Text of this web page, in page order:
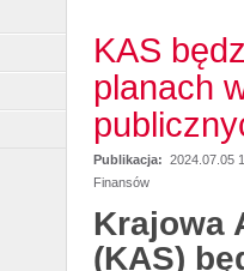
KAS
planach
Publikacja: 2024.07.05
Finansów
Krajowa
(KAS)